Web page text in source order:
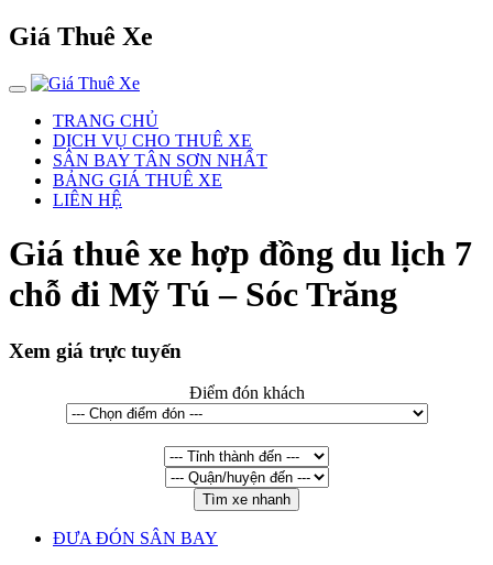
Giá Thuê Xe
TRANG CHỦ
DỊCH VỤ CHO THUÊ XE
SÂN BAY TÂN SƠN NHẤT
BẢNG GIÁ THUÊ XE
LIÊN HỆ
Giá thuê xe hợp đồng du lịch 7
chỗ đi Mỹ Tú – Sóc Trăng
Xem giá trực tuyến
Điểm đón khách
Tìm xe nhanh
ĐƯA ĐÓN SÂN BAY